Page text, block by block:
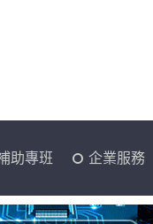
助專班 企業服務